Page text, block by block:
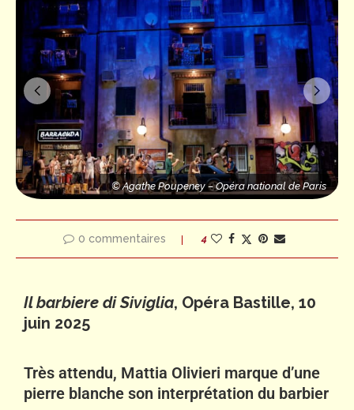
© Agathe Poupeney – Opéra national de Paris
© Agathe
© Agathe Poupeney – Opéra national de Paris
– Opéra national de Paris
0 commentaires 4
Il barbiere di Siviglia, Opéra Bastille, 10
juin 2025
Très attendu, Mattia Olivieri marque d’une
pierre blanche son interprétation du barbier